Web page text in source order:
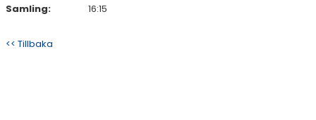
Samling:
16:15
<< Tillbaka